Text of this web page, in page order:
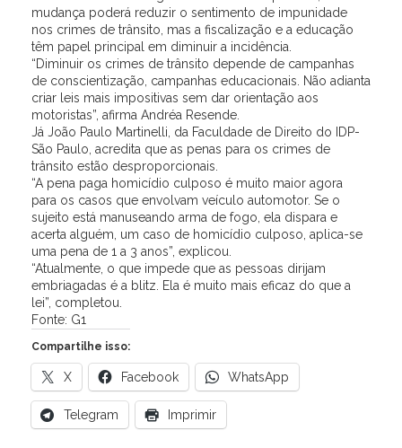
mudança poderá reduzir o sentimento de impunidade
nos crimes de trânsito, mas a fiscalização e a educação
têm papel principal em diminuir a incidência.
“Diminuir os crimes de trânsito depende de campanhas
de conscientização, campanhas educacionais. Não adianta
criar leis mais impositivas sem dar orientação aos
motoristas”, afirma Andréa Resende.
Já João Paulo Martinelli, da Faculdade de Direito do IDP-
São Paulo, acredita que as penas para os crimes de
trânsito estão desproporcionais.
“A pena paga homicídio culposo é muito maior agora
para os casos que envolvam veículo automotor. Se o
sujeito está manuseando arma de fogo, ela dispara e
acerta alguém, um caso de homicídio culposo, aplica-se
uma pena de 1 a 3 anos”, explicou.
“Atualmente, o que impede que as pessoas dirijam
embriagadas é a blitz. Ela é muito mais eficaz do que a
lei”, completou.
Fonte: G1
Compartilhe isso:
X Facebook WhatsApp
Telegram Imprimir